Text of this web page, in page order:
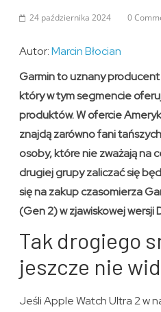
24 października 2024 0
Autor:Marcin Błocian
Garmin to uznany
który w tym segmencie
produktów. W ofercie
znajdą zarówno fani
osoby, które nie zważają na
drugiej grupy zaliczać się
się na zakup czasomierza
(Gen 2) w zjawiskowej wersji
Tak drogiego
jeszcze nie
Jeśli Apple Watch Ultra 2 w